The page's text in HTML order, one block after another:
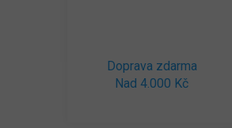
Doprava zdarma
Nad 4.000 Kč